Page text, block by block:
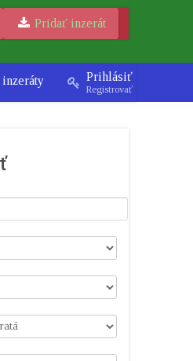
Pridať inzerát
Prihlásiť
Registrovať